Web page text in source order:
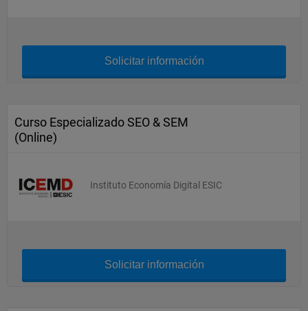
Solicitar información
Curso Especializado SEO & SEM
(Online)
Instituto Economía Digital ESIC
Solicitar información